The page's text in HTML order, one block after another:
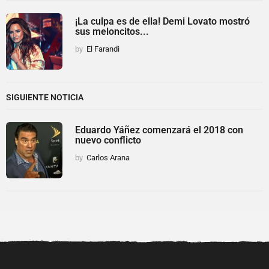
¡La culpa es de ella! Demi Lovato mostró
sus meloncitos...
by El Farandi
SIGUIENTE NOTICIA
Eduardo Yáñez comenzará el 2018 con
nuevo conflicto
by Carlos Arana